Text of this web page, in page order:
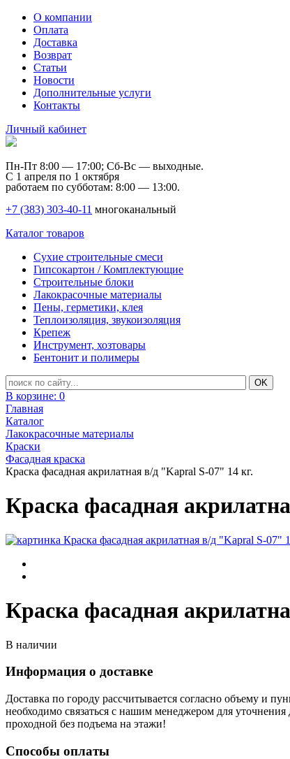
О компании
Оплата
Доставка
Возврат
Статьи
Новости
Дополнительные услуги
Контакты
Личный кабинет
Пн-Пт 8:00 — 17:00; Сб-Вс — выходные.
С 1 апреля по 1 октября
работаем по субботам: 8:00 — 13:00.
+7 (383) 303-40-11 многоканальный
Каталог товаров
Сухие строительные смеси
Гипсокартон / Комплектующие
Строительные блоки
Лакокрасочные материалы
Пены, герметики, клея
Теплоизоляция, звукоизоляция
Крепеж
Инструмент, хозтовары
Бентонит и полимеры
В корзине: 0
Главная
Каталог
Лакокрасочные материалы
Краски
Фасадная краска
Краска фасадная акрилатная в/д "Kapral S-07" 14 кг.
Краска фасадная
Краска фасадная
В наличии
Информация о доставке
Доставка по городу рассчитывается согласно объему и
необходимо связаться с нашим менеджером для уточнения
проходной без подъема на этажи!
Способы оплаты